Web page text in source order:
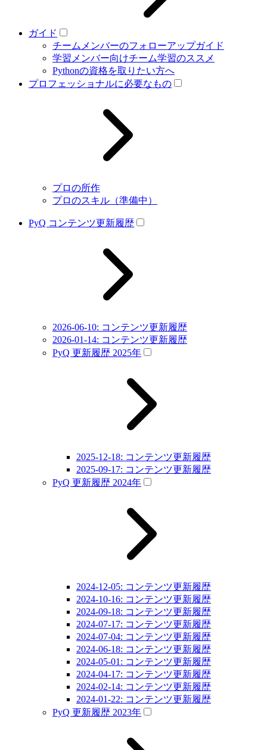
ガイド
チームメンバーのフォローアップガイド
学習メンバー向けチーム学習のススメ
Pythonの資格を取りたい方へ
プロフェッショナルに必要なもの
プロの所作
プロのスキル（準備中）
PyQ コンテンツ更新履歴
2026-06-10: コンテンツ更新履歴
2026-01-14: コンテンツ更新履歴
PyQ 更新履歴 2025年
2025-12-18: コンテンツ更新履歴
2025-09-17: コンテンツ更新履歴
PyQ 更新履歴 2024年
2024-12-05: コンテンツ更新履歴
2024-10-16: コンテンツ更新履歴
2024-09-18: コンテンツ更新履歴
2024-07-17: コンテンツ更新履歴
2024-07-04: コンテンツ更新履歴
2024-06-18: コンテンツ更新履歴
2024-05-01: コンテンツ更新履歴
2024-04-17: コンテンツ更新履歴
2024-02-14: コンテンツ更新履歴
2024-01-22: コンテンツ更新履歴
PyQ 更新履歴 2023年